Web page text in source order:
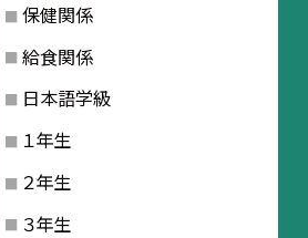
保健関係
給食関係
日本語学級
１年生
２年生
３年生